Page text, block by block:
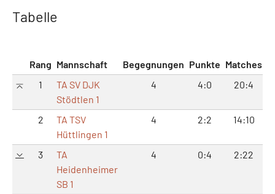
Tabelle
Rang Mannschaft Begegnungen Punkte Matches
1
TA SV DJK
Stödtlen 1
4 4:0 20:4
2
TA TSV
Hüttlingen 1
4 2:2 14:10
3
TA
Heidenheimer
SB 1
4 0:4 2:22